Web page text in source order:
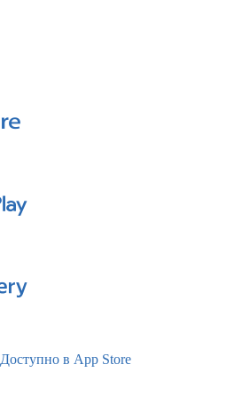
Доступно в App Store